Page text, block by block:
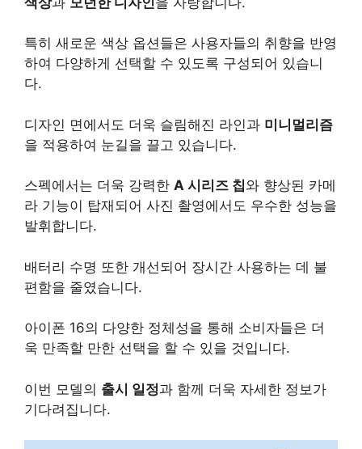
특히 새로운 색상 옵션들은 사용자들의 취향을 반영
하여 다양하게 선택할 수 있도록 구성되어 있습니
다.
디자인 면에서도 더욱 슬림해진 라인과 미니멀리즘
을 적용하여 눈길을 끌고 있습니다.
스펙에서는 더욱 강력한 A 시리즈 칩와 향상된 카메
라 기능이 탑재되어 사진 촬영에서도 우수한 성능을
발휘합니다.
배터리 수명 또한 개선되어 장시간 사용하는 데 불
편함을 줄였습니다.
아이폰 16의 다양한 정체성을 통해 소비자들은 더
욱 만족할 만한 선택을 할 수 있을 것입니다.
이번 모델의 출시 일정과 함께 더욱 자세한 정보가
기다려집니다.